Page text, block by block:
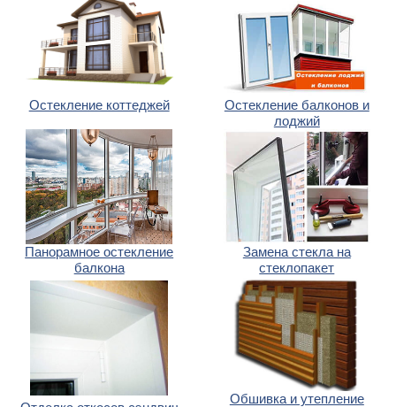
Остекление коттеджей
Остекление балконов и
лоджий
Панорамное остекление
балкона
Замена стекла на
стеклопакет
Обшивка и утепление